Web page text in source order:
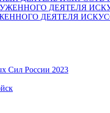
ДЕЯТЕЛЯ
Сил России 2023